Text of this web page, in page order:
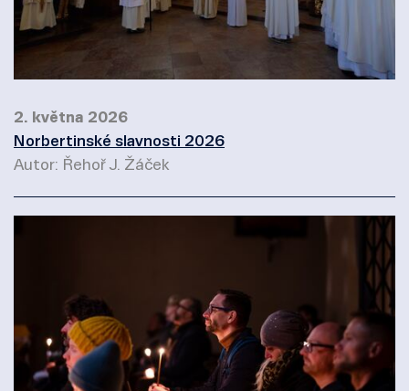
2. května 2026
Norbertinské slavnosti 2026
Autor: Řehoř J. Žáček